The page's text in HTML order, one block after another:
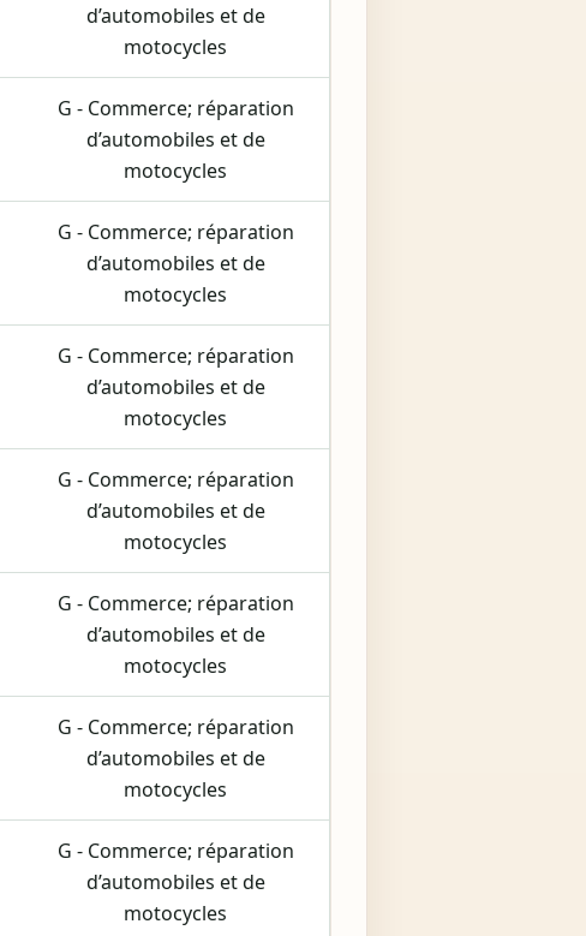
d’automobiles et de
motocycles
G - Commerce; réparation
d’automobiles et de
motocycles
G - Commerce; réparation
d’automobiles et de
motocycles
G - Commerce; réparation
d’automobiles et de
motocycles
G - Commerce; réparation
d’automobiles et de
motocycles
G - Commerce; réparation
d’automobiles et de
motocycles
G - Commerce; réparation
d’automobiles et de
motocycles
G - Commerce; réparation
d’automobiles et de
motocycles